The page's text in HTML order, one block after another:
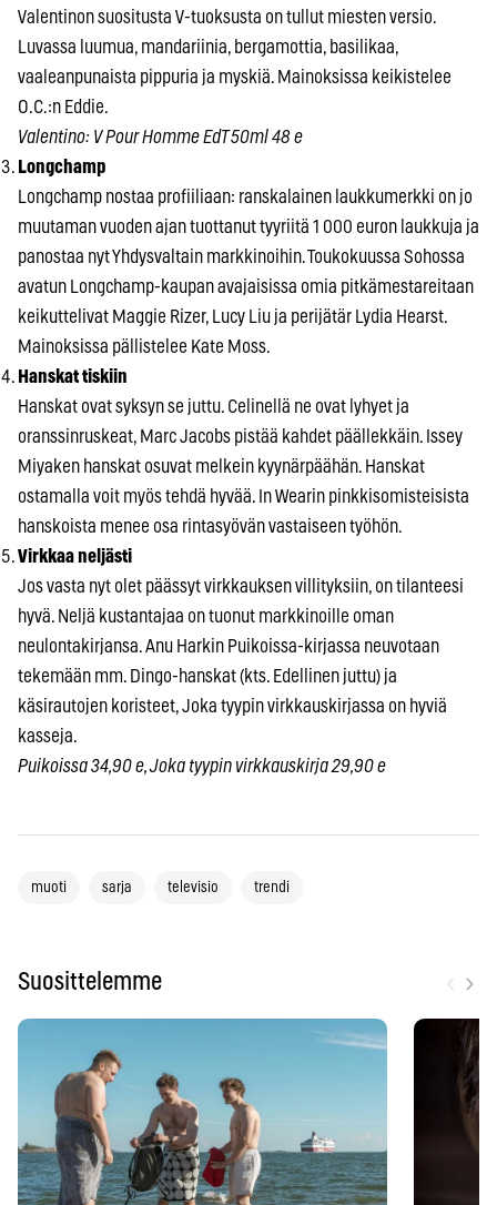
Valentinon suositusta V-tuoksusta on tullut miesten versio.
Luvassa luumua, mandariinia, bergamottia, basilikaa,
vaaleanpunaista pippuria ja myskiä. Mainoksissa keikistelee
O.C.:n Eddie.
Valentino: V Pour Homme EdT 50ml 48 e
Longchamp
Longchamp nostaa profiiliaan: ranskalainen laukkumerkki on jo
muutaman vuoden ajan tuottanut tyyriitä 1 000 euron laukkuja ja
panostaa nyt Yhdysvaltain markkinoihin. Toukokuussa Sohossa
avatun Longchamp-kaupan avajaisissa omia pitkämestareitaan
keikuttelivat Maggie Rizer, Lucy Liu ja perijätär Lydia Hearst.
Mainoksissa pällistelee Kate Moss.
Hanskat tiskiin
Hanskat ovat syksyn se juttu. Celinellä ne ovat lyhyet ja
oranssinruskeat, Marc Jacobs pistää kahdet päällekkäin. Issey
Miyaken hanskat osuvat melkein kyynärpäähän. Hanskat
ostamalla voit myös tehdä hyvää. In Wearin pinkkisomisteisista
hanskoista menee osa rintasyövän vastaiseen työhön.
Virkkaa neljästi
Jos vasta nyt olet päässyt virkkauksen villityksiin, on tilanteesi
hyvä. Neljä kustantajaa on tuonut markkinoille oman
neulontakirjansa. Anu Harkin Puikoissa-kirjassa neuvotaan
tekemään mm. Dingo-hanskat (kts. Edellinen juttu) ja
käsirautojen koristeet, Joka tyypin virkkauskirjassa on hyviä
kasseja.
Puikoissa 34,90 e, Joka tyypin virkkauskirja 29,90 e
muoti sarja televisio trendi
Suosittelemme ›